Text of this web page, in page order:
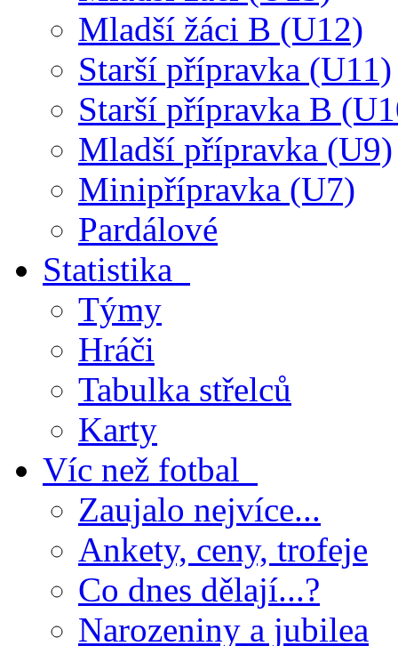
Mladší žáci B (U12)
Starší přípravka (U11)
Starší přípravka B
Mladší přípravka (U9)
Minipřípravka (U7)
Pardálové
Statistika
Týmy
Hráči
Tabulka střelců
Karty
Víc než fotbal
Zaujalo nejvíce...
Ankety, ceny, trofeje
Co dnes dělají...?
Narozeniny a jubilea